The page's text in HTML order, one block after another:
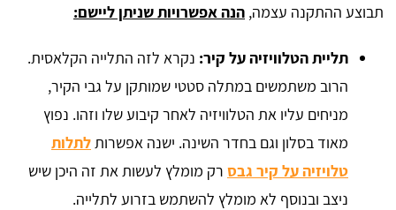
תבוצע ההתקנה עצמה, הנה אפשרויות שניתן ליישם:
תליית הטלוויזיה על קיר: נקרא לזה התלייה הקלאסית.
הרוב משתמשים במתלה סטטי שמותקן על גבי הקיר,
מניחים עליו את הטלוויזיה לאחר קיבוע שלו וזהו. נפוץ
מאוד בסלון וגם בחדר השינה. ישנה אפשרותלתלות
טלויזיה על קיר גבס רק מומלץ לעשות את זה היכן שיש
ניצב ובנוסף לא מומלץ להשתמש בזרוע לתלייה.